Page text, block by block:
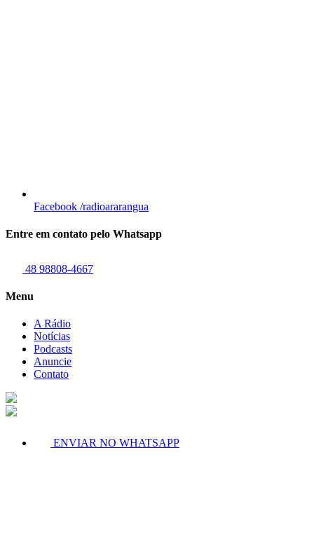
Facebook /radioararangua
Entre em contato pelo Whatsapp
48 98808-4667
Menu
A Rádio
Notícias
Podcasts
Anuncie
Contato
ENVIAR NO WHATSAPP